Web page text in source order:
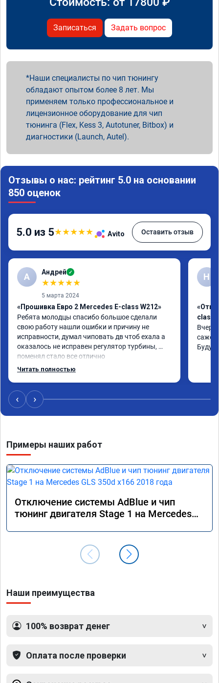
Записаться Задать вопрос
Наши специалисты по чип тюнингу
обладают опытом более 8 лет. Мы
применяем только профессиональное и
лицензионное оборудование для чип
тюнинга (Flex, Kess 3, Autotuner, Bitbox) и
диагностики (Launch, Autel).
Отзывы о нас: рейтинг 5.0 на основании
850 оценок
5.0 из 5★★★★★ Avito Оставить отзыв
А Андрей ✓
★★★★★
5 марта 2024
«Прошивка Евро 2 Mercedes E-class W212»
Ребята молодцы спасибо большое сделали
свою работу нашли ошибки и причину не
исправности, думал чиповать дв чтоб ехала а
оказалось не исправен регулятор турбины,
поменял стало все отлично
Читать полностью
Н
class
Вчера
Буду
‹ ›
Примеры наших работ
Отключение системы AdBlue и чип
тюнинг двигателя Stage 1 на Mercedes
Наши преимущества
100% возврат денег
Оплата после проверки